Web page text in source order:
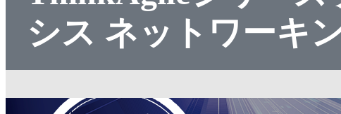
シス ネットワーキ